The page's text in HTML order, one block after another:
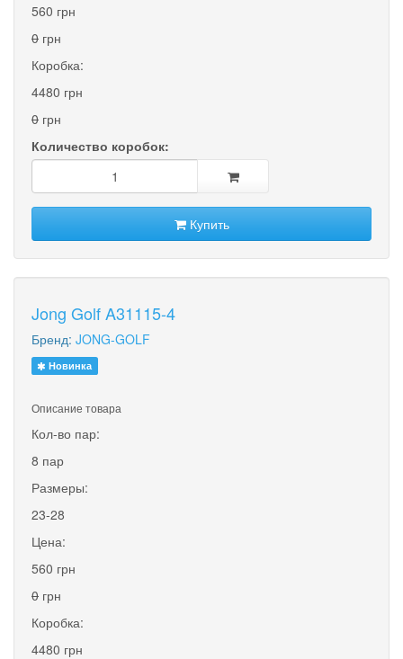
560 грн
0 грн
Коробка:
4480 грн
0 грн
Количество коробок:
Купить
Jong Golf A31115-4
Бренд: JONG-GOLF
Новинка
Описание товара
Кол-во пар:
8 пар
Размеры:
23-28
Цена:
560 грн
0 грн
Коробка:
4480 грн